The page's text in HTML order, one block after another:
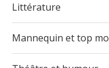
Littérature
Mannequin et top